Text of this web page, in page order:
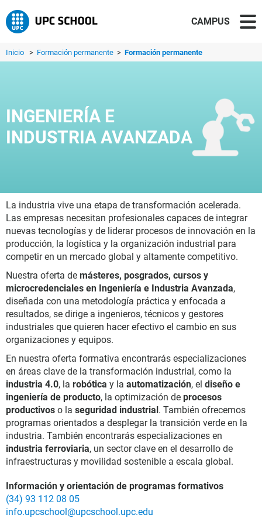
CAMPUS
Inicio > Formación permanente > Formación permanente
INGENIERÍA E
INDUSTRIA AVANZADA
La industria vive una etapa de transformación acelerada.
Las empresas necesitan profesionales capaces de integrar
nuevas tecnologías y de liderar procesos de innovación en la
producción, la logística y la organización industrial para
competir en un mercado global y altamente competitivo.
Nuestra oferta de másteres, posgrados, cursos y
microcredenciales en Ingeniería e Industria Avanzada,
diseñada con una metodología práctica y enfocada a
resultados, se dirige a ingenieros, técnicos y gestores
industriales que quieren hacer efectivo el cambio en sus
organizaciones y equipos.
En nuestra oferta formativa encontrarás especializaciones
en áreas clave de la transformación industrial, como la
industria 4.0, la robótica y la automatización, el diseño e
ingeniería de producto, la optimización de procesos
productivos o la seguridad industrial. También ofrecemos
programas orientados a desplegar la transición verde en la
industria. También encontrarás especializaciones en
industria ferroviaria, un sector clave en el desarrollo de
infraestructuras y movilidad sostenible a escala global.
Información y orientación de programas formativos
(34) 93 112 08 05
info.upcschool@upcschool.upc.edu